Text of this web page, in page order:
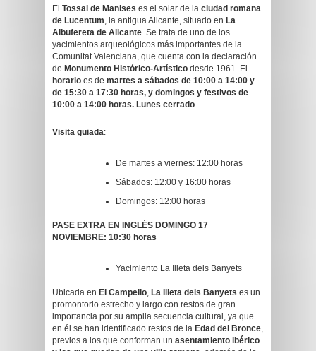
El Tossal de Manises es el solar de la ciudad romana
de Lucentum, la antigua Alicante, situado en La
Albufereta de Alicante. Se trata de uno de los
yacimientos arqueológicos más importantes de la
Comunitat Valenciana, que cuenta con la declaración
de Monumento Histórico-Artístico desde 1961. El
horario es de martes a sábados de 10:00 a 14:00 y
de 15:30 a 17:30 horas, y domingos y festivos de
10:00 a 14:00 horas. Lunes cerrado.
Visita guiada:
De martes a viernes: 12:00 horas
Sábados: 12:00 y 16:00 horas
Domingos: 12:00 horas
PASE EXTRA EN INGLÉS DOMINGO 17
NOVIEMBRE: 10:30 horas
Yacimiento La Illeta dels Banyets
Ubicada en El Campello, La Illeta dels Banyets es un
promontorio estrecho y largo con restos de gran
importancia por su amplia secuencia cultural, ya que
en él se han identificado restos de la Edad del Bronce,
previos a los que conforman un asentamiento ibérico